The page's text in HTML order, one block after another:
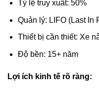
Tỷ lệ truy xuất: 50%
Quản lý: LIFO (Last In
Thiết bị cần thiết: Xe
Độ bền: 15+ năm
Lợi ích kinh tế rõ ràng: